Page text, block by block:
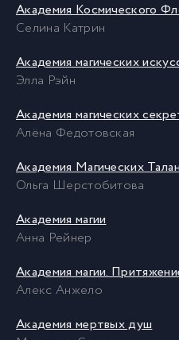
Академия Космического
Селина Катрин
Академия магических
Элла Рэйн
Академия магических
Алёна Федотовская
Академия Магических
Ольга Шерстобитова
Академия магии
Анна Рейнер
Академия магии.
Алекс Анжело
Академия мертвых душ